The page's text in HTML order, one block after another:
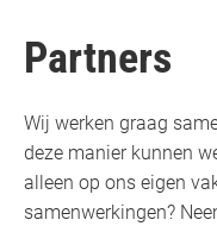
Partners
Wij werken graag
deze manier kunnen
alleen op ons eigen
samenwerkingen?